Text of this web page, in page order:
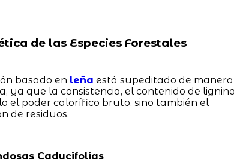
de las Especies Forestales
basado en leña está supeditado de manera
ya que la consistencia, el contenido de
el poder calorífico bruto, sino también el
de residuos.
Caducifolias